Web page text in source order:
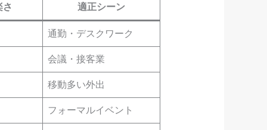
さ 適正シーン
通勤・デスクワーク
会議・接客業
移動多い外出
フォーマルイベント